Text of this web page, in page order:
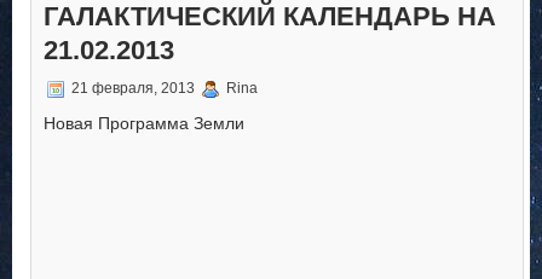
ГАЛАКТИЧЕСКИЙ КАЛЕНДАРЬ НА
21.02.2013
21 февраля, 2013 Rina
Новая Программа Земли